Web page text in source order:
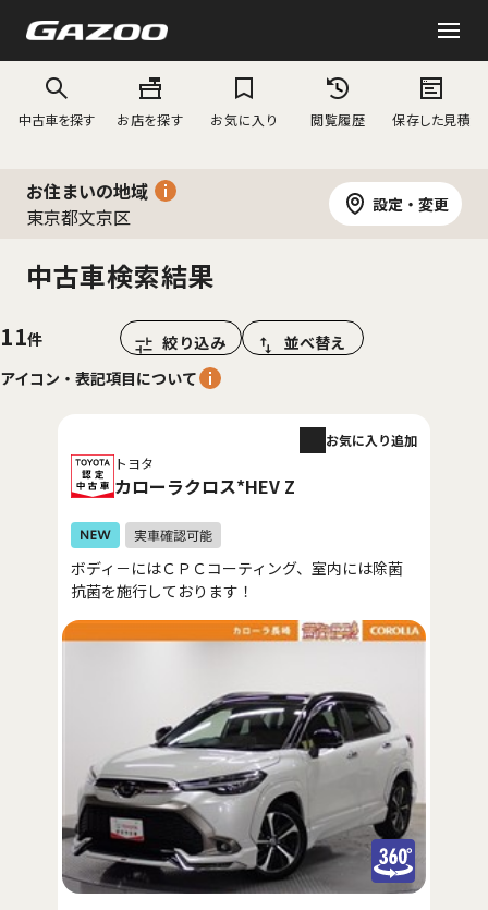
中古車を探す お店を探す お気に入り 閲覧履歴 保存した見積
お住まいの地域
東京都文京区
設定・変更
中古車検索結果
11 絞り込み
並べ替え
アイコン・表記項目について
トヨタ
カローラクロス*HEV Z
お気に入り追加
ボディ－にはＣＰＣコーティング、室内には除菌
抗菌を施行しております！